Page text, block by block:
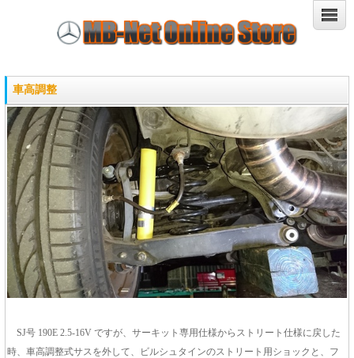
車高調整
SJ号 190E 2.5-16V ですが、サーキット専用仕様からストリート仕様に戻した
時、車高調整式サスを外して、ビルシュタインのストリート用ショックと、フ